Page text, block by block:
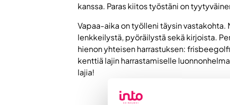
kanssa. Paras kiitos työstäni on
Vapaa-aika on työlleni täysin
lenkkeilystä, pyöräilystä sekä kirjoista.
hienon yhteisen harrastuksen:
kenttiä lajin harrastamiselle
lajia!